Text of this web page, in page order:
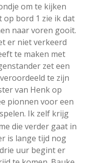
om te kijken
op bord 1 zie ik dat
naar voren gooit.
er niet verkeerd
te maken met
zet een
te zijn
van Henk op
pionnen voor een
Ik zelf krijg
die verder gaat in
is lange tijd nog
uur begint er